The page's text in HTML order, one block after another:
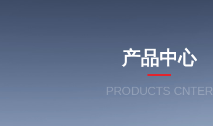
产品中心
PRODUCTS CNTER